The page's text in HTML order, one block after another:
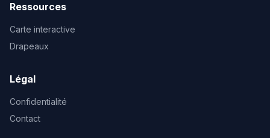
Ressources
Carte interactive
Drapeaux
Légal
Confidentialité
Contact